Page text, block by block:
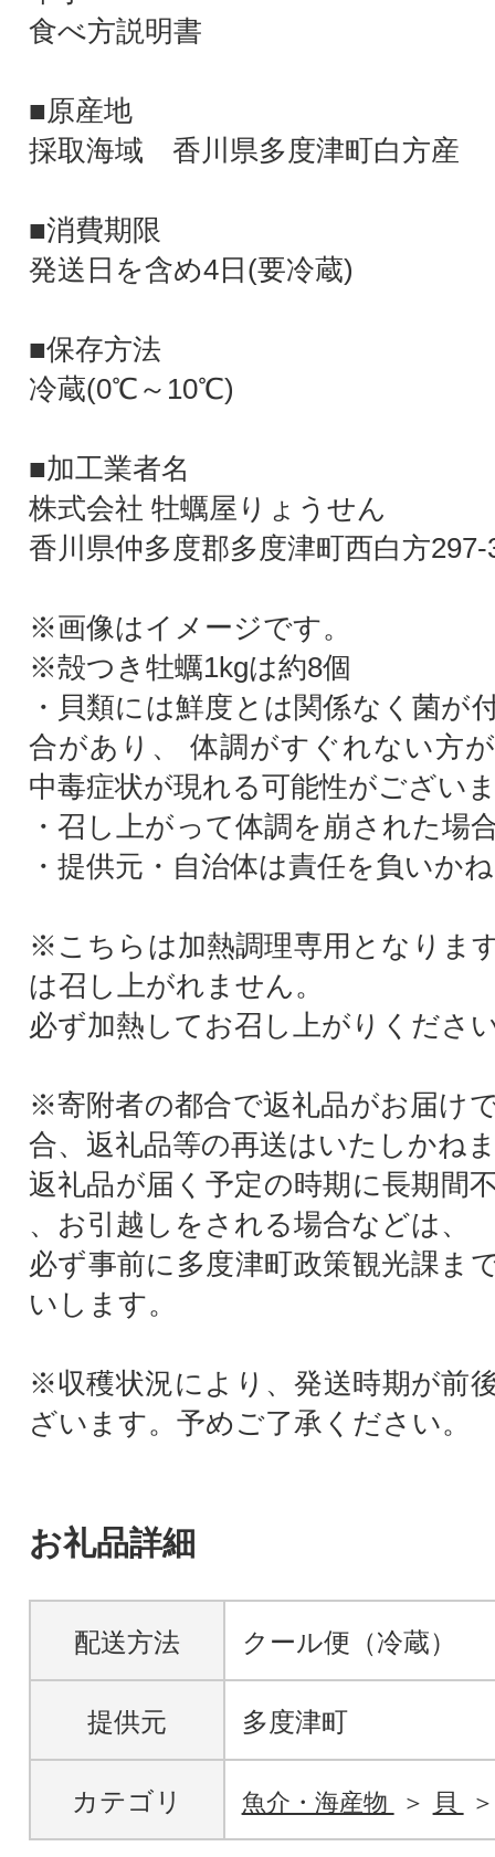
食べ方説明書
■原産地
採取海域 香川県多度津町白方産
■消費期限
発送日を含め4日(要冷蔵)
■保存方法
冷蔵(0℃～10℃)
■加工業者名
株式会社 牡蠣屋りょうせん
香川県仲多度郡多度津町西白方297-
※画像はイメージです。
※殻つき牡蠣1kgは約8個
・貝類には鮮度とは関係なく菌が
合があり、 体調がすぐれない方
中毒症状が現れる可能性がござい
・召し上がって体調を崩された場
・提供元・自治体は責任を負いか
※こちらは加熱調理専用となりま
は召し上がれません。
必ず加熱してお召し上がりくださ
※寄附者の都合で返礼品がお届け
合、返礼品等の再送はいたしかね
返礼品が届く予定の時期に長期間
、お引越しをされる場合などは、
必ず事前に多度津町政策観光課ま
いします。
※収穫状況により、発送時期が前
ざいます。予めご了承ください。
お礼品詳細
配送方法 クール便（冷蔵）
提供元 多度津町
カテゴリ 魚介・海産物 貝